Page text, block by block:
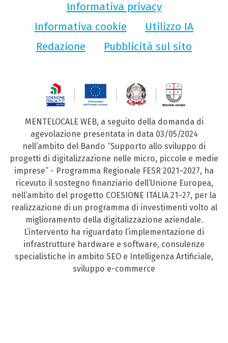
Informativa privacy
Informativa cookie
Utilizzo IA
Redazione
Pubblicità sul sito
MENTELOCALE WEB, a seguito della domanda di
agevolazione presentata in data 03/05/2024
nell’ambito del Bando “Supporto allo sviluppo di
progetti di digitalizzazione nelle micro, piccole e medie
imprese” - Programma Regionale FESR 2021–2027, ha
ricevuto il sostegno finanziario dell’Unione Europea,
nell’ambito del progetto COESIONE ITALIA 21–27, per la
realizzazione di un programma di investimenti volto al
miglioramento della digitalizzazione aziendale.
L’intervento ha riguardato l’implementazione di
infrastrutture hardware e software, consulenze
specialistiche in ambito SEO e Intelligenza Artificiale,
sviluppo e-commerce